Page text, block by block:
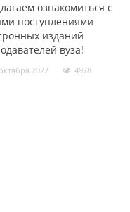
ознакомиться с
поступлениями
изданий
вуза!
2022 4978